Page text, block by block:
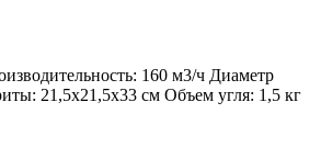
160 м3/ч Диаметр
21,5x21,5x33 см Объем угля: 1,5 кг